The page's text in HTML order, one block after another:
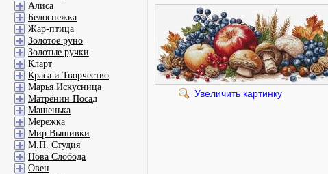
Увеличить картинку
Алиса
Белоснежка
Жар-птица
Золотое руно
Золотые ручки
Кларт
Краса и Творчество
Марья Искусница
Матрёнин Посад
Машенька
Мережка
Мир Вышивки
М.П. Студия
Нова Слобода
Овен